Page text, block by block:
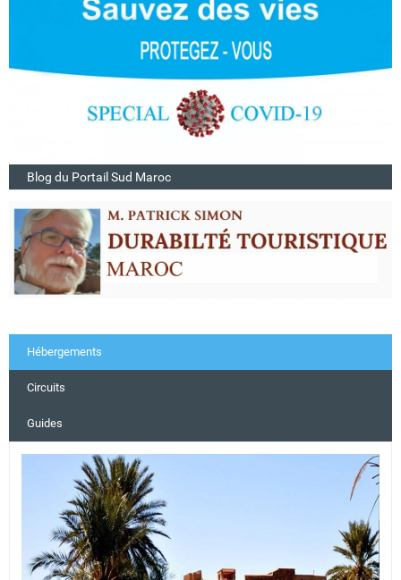
Blog du Portail Sud Maroc
Hébergements
Circuits
Guides